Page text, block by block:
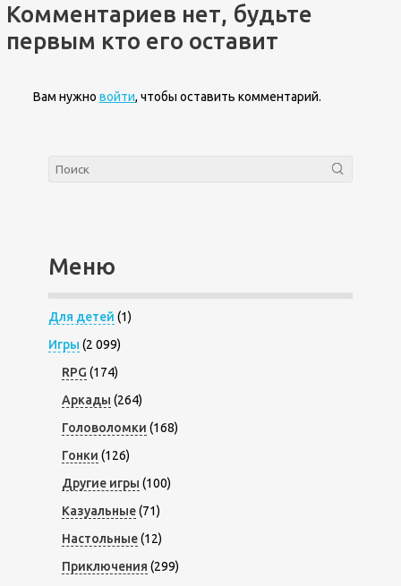
Комментариев нет, будьте
первым кто его оставит
Вам нужно войти, чтобы оставить комментарий.
Меню
Для детей (1)
Игры (2 099)
RPG (174)
Аркады (264)
Головоломки (168)
Гонки (126)
Другие игры (100)
Казуальные(71)
Настольные(12)
Приключения (299)